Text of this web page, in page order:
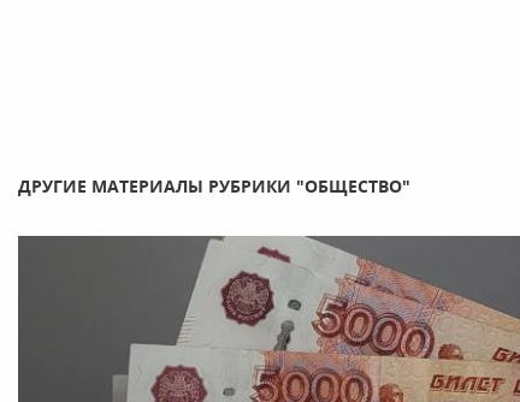
ДРУГИЕ МАТЕРИАЛЫ РУБРИКИ "ОБЩЕСТВО"